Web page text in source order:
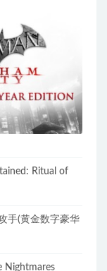
Ritual of
手(黄金数字豪华
Nightmares